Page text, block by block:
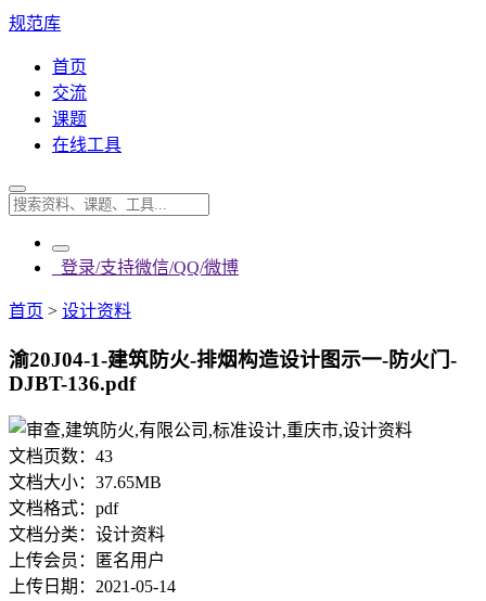
规范库
首页
交流
课题
在线工具
登录/支持微信/QQ/微博
首页 > 设计资料
渝20J04-1-建筑防火-排烟构造设计图示一-防火门-
DJBT-136.pdf
文档页数： 43
文档大小： 37.65MB
文档格式： pdf
文档分类： 设计资料
上传会员：
匿名用户
上传日期： 2021-05-14